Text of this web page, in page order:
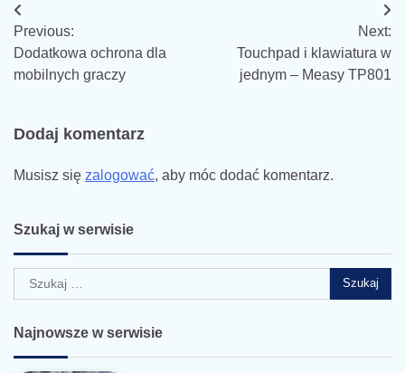
Nawigacja
wpisu
Previous:
Dodatkowa ochrona dla
mobilnych graczy
Next:
Touchpad i klawiatura w
jednym – Measy TP801
Dodaj komentarz
Musisz się zalogować, aby móc dodać komentarz.
Szukaj w serwisie
Szukaj:
Najnowsze w serwisie